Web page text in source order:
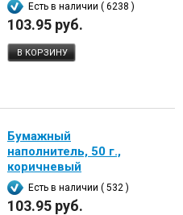
Есть в наличии ( 6238 )
103.95 руб.
В КОРЗИНУ
Бумажный
наполнитель, 50 г.,
коричневый
Есть в наличии ( 532 )
103.95 руб.